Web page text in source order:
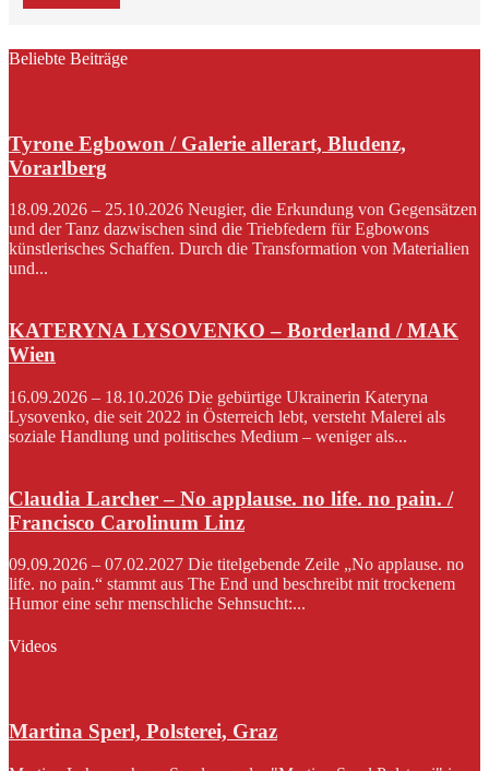
Beliebte Beiträge
Tyrone Egbowon / Galerie allerart, Bludenz,
Vorarlberg
18.09.2026 – 25.10.2026 Neugier, die Erkundung von Gegensätzen
und der Tanz dazwischen sind die Triebfedern für Egbowons
künstlerisches Schaffen. Durch die Transformation von Materialien
und...
KATERYNA LYSOVENKO – Borderland / MAK
Wien
16.09.2026 – 18.10.2026 Die gebürtige Ukrainerin Kateryna
Lysovenko, die seit 2022 in Österreich lebt, versteht Malerei als
soziale Handlung und politisches Medium – weniger als...
Claudia Larcher – No applause. no life. no pain. /
Francisco Carolinum Linz
09.09.2026 – 07.02.2027 Die titelgebende Zeile „No applause. no
life. no pain.“ stammt aus The End und beschreibt mit trockenem
Humor eine sehr menschliche Sehnsucht:...
Videos
Martina Sperl, Polsterei, Graz